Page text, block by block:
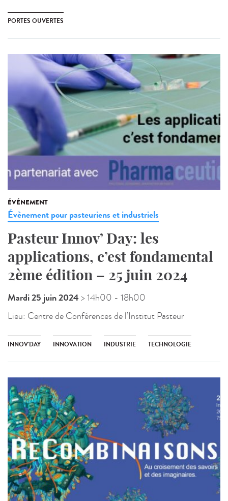
PORTES OUVERTES
ÉVÉNEMENT
Évènement pour pasteuriens et industriels
Pasteur Innov’ Day: les
applications, c’est fondamental
2ème édition – 25 juin 2024
Mardi 25 juin 2024 > 14h00 - 18h00
Lieu: Centre de Conférences de l’Institut Pasteur
INNOV'DAY INNOVATION INDUSTRIE TECHNOLOGIE